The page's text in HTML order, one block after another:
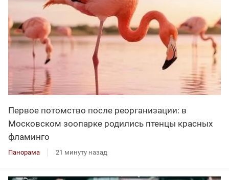
Первое потомство после реорганизации: в
Московском зоопарке родились птенцы красных
фламинго
Панорама 21 минуту назад